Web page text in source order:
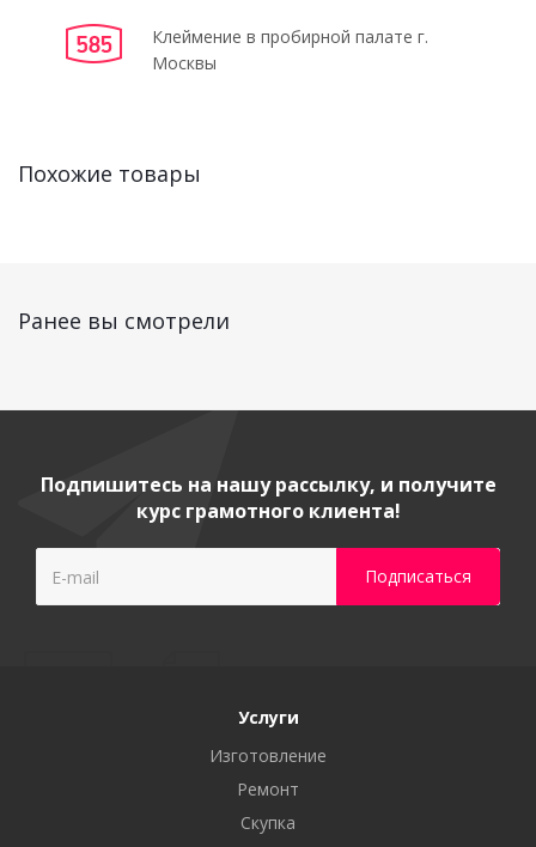
Клеймение в пробирной палате г.
Москвы
Похожие товары
Ранее вы смотрели
Подпишитесь на нашу рассылку, и получите
курс грамотного клиента!
Услуги
Изготовление
Ремонт
Скупка